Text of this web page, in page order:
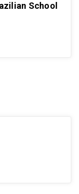
School